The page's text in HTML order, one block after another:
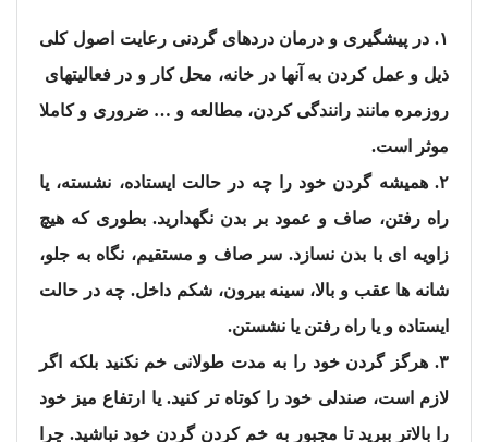
۱. در پیشگیری و درمان دردهای گردنی رعایت اصول کلی
ذیل و عمل کردن به آنها در خانه، محل کار و در فعالیتهای
روزمره مانند رانندگی کردن، مطالعه و … ضروری و کاملا
موثر است.
۲. همیشه گردن خود را چه در حالت ایستاده، نشسته، یا
راه رفتن، صاف و عمود بر بدن نگهدارید. بطوری که هیچ
زاویه ای با بدن نسازد. سر صاف و مستقیم، نگاه به جلو،
شانه ها عقب و بالا، سینه بیرون، شکم داخل. چه در حالت
ایستاده و یا راه رفتن یا نشستن.
۳. هرگز گردن خود را به مدت طولانی خم نکنید بلکه اگر
لازم است، صندلی خود را کوتاه تر کنید. یا ارتفاع میز خود
را بالاتر ببرید تا مجبور به خم کردن گردن خود نباشید. چرا